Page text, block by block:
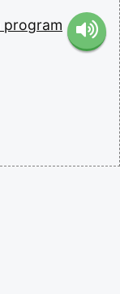
program